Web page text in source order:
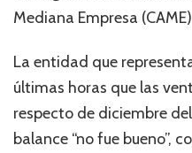
Mediana Empresa
La entidad que
últimas horas que las
respecto de diciembre
balance “no fue bueno”,